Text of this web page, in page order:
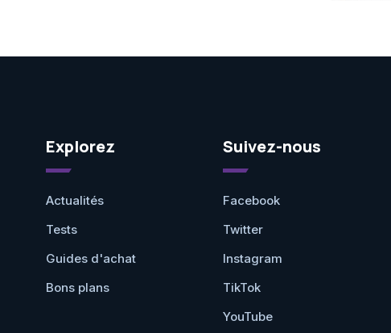
Explorez
Actualités
Tests
Guides d'achat
Bons plans
Suivez-nous
Facebook
Twitter
Instagram
TikTok
YouTube